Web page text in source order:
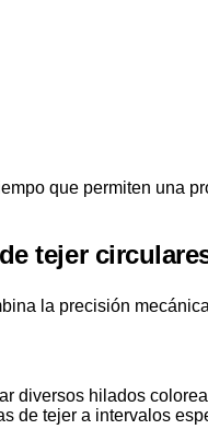
que permiten una
tejer
la precisión
diversos hilados
de tejer a intervalos